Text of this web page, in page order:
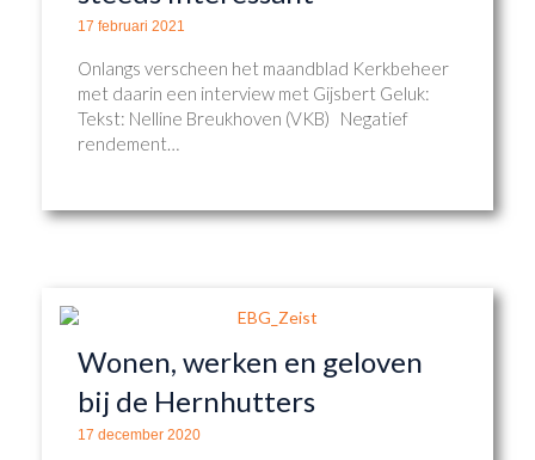
17 februari 2021
Onlangs verscheen het maandblad Kerkbeheer
met daarin een interview met Gijsbert Geluk:
Tekst: Nelline Breukhoven (VKB) Negatief
rendement…
Wonen, werken en geloven
bij de Hernhutters
17 december 2020